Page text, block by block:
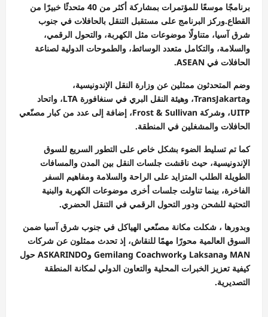
برنامجًا موسعًا للمؤتمرات بمشاركة أكثر من 40 متحدثًا خبيرًا من
القطاع.وركز البرنامج على مستقبل التنقل بالحافلات في جنوب
شرق آسيا، متناولًا موضوعات مثل الكهربة، والتحول الرقمي،
والسلامة، والتكامل متعدد الوسائط، والطموحات الدولية لصناعة
الحافلات في ASEAN.
وضم المتحدثون ممثلين عن وزارة النقل الإندونيسية،
وTransJakarta، وهيئة النقل البري في سنغافورة LTA، واتحاد
UITP، وشركة Frost & Sullivan، إضافة إلى عدد من كبار مصنّعي
الحافلات والمشغلين في المنطقة.
كما تم تسليط الضوء بشكل خاص على التطور السريع للسوق
الإندونيسية، حيث ناقشت جلسات النقل بين المدن والمسافات
الطويلة الطلب المتزايد على الراحة والسلامة ومفاهيم السفر
الفاخرة، بينما تناولت جلسات أخرى موضوعات الكهربة والبنية
التحتية للشحن ودور التحول الرقمي في التنقل الحضري.
وبدورها ، شكلت مكانة مصنّعي الهياكل في جنوب شرق آسيا ضمن
السوق العالمية محورًا مهمًا للنقاش، إذ تحدث ممثلون عن شركات
MAN وLaksana وGemilang Coachwork وASKARINDO حول
كيفية تعزيز الخبرات المحلية والتعاون الدولي لمكانة المنطقة
التصديرية.